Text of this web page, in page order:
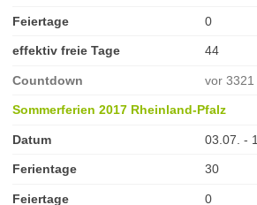
Feiertage 0
effektiv freie Tage 44
Countdown vor 3321
Sommerferien 2017 Rheinland-Pfalz
Datum 03.07. -
Ferientage 30
Feiertage 0